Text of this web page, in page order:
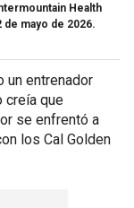
Health
mayo de 2026.
un entrenador
creía que
se enfrentó a
los Cal Golden